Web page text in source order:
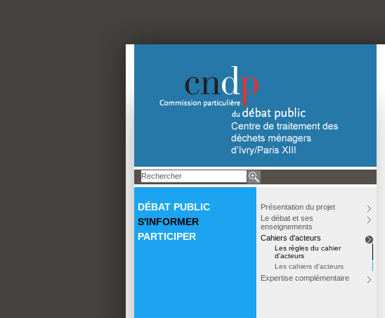
DÉBAT PUBLIC
S'INFORMER
PARTICIPER
Présentation du projet
Le débat et ses
enseignements
Cahiers d'acteurs
Les règles du cahier
d'acteurs
Les cahiers d'acteurs
Expertise complémentaire